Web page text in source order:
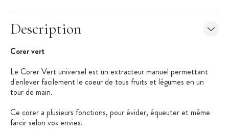
Description
Corer vert
Le Corer Vert universel est un extracteur manuel permettant
d'enlever facilement le coeur de tous fruits et légumes en un
tour de main.
Ce corer a plusieurs fonctions, pour évider, équeuter et même
farcir selon vos envies.